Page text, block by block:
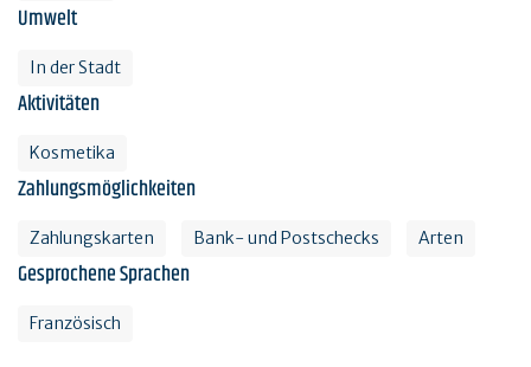
Umwelt
In der Stadt
Aktivitäten
Kosmetika
Zahlungsmöglichkeiten
Zahlungskarten Bank- und Postschecks Arten
Gesprochene Sprachen
Französisch